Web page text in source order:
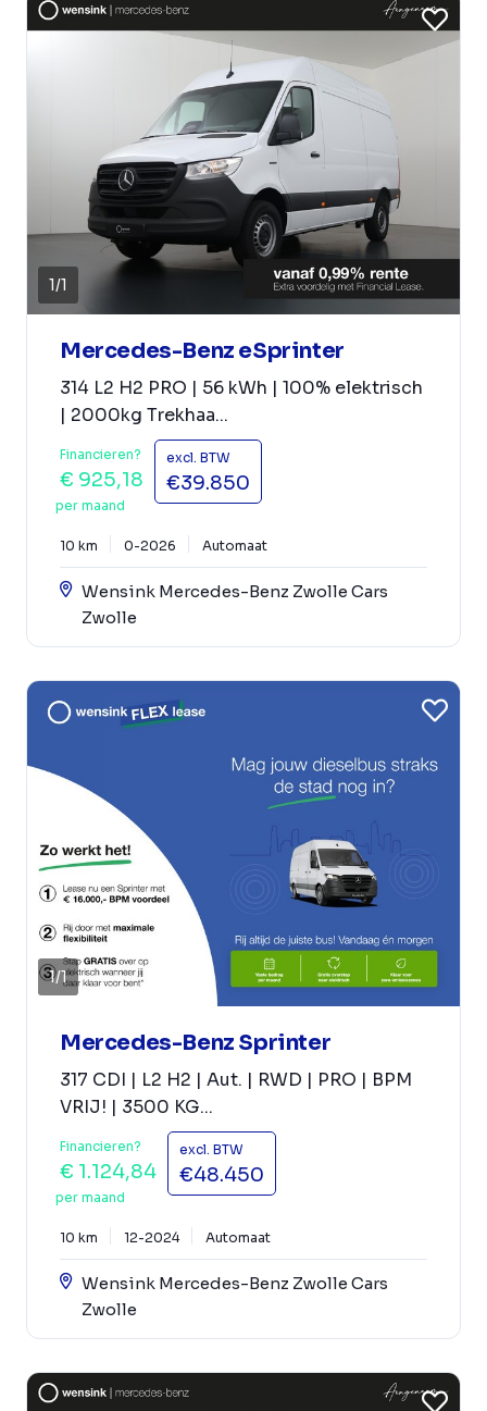
1/1
Mercedes-Benz eSprinter
314 L2 H2 PRO | 56 kWh | 100% elektrisch
| 2000kg Trekhaa...
Financieren?
€ 925,18
per maand
excl. BTW
€39.850
10 km 0-2026 Automaat
Wensink Mercedes-Benz Zwolle Cars
Zwolle
1/1
Mercedes-Benz Sprinter
317 CDI | L2 H2 | Aut. | RWD | PRO | BPM
VRIJ! | 3500 KG...
Financieren?
€ 1.124,84
per maand
excl. BTW
€48.450
10 km 12-2024 Automaat
Wensink Mercedes-Benz Zwolle Cars
Zwolle